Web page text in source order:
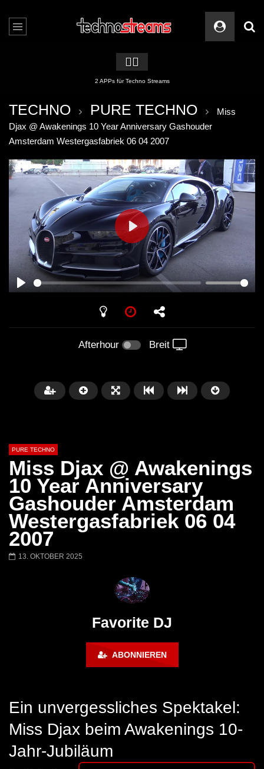
🏳️‍🌈
2 APPs für Techno Streams
TECHNO PURE TECHNO
Miss
Djax @ Awakenings 10 Year Anniversary Gashouder
Amsterdam Westergasfabriek 06 04 2007
PLAY
PLAY
Afterhour Breit
Später
01:31:35
Miss Djax – Cherry Moon –
Lokeren Belgium (1996)
01:53:01
Torsten Kanzler
PURE TECHNO
Miss Djax @ Awakenings
10 Year Anniversary
Gashouder Amsterdam
Westergasfabriek 06 04
2007
13. OKTOBER 2025
Favorite DJ
ABONNIEREN
Ein unvergessliches Spektakel:
Miss Djax beim Awakenings 10-
Jahr-Jubiläum